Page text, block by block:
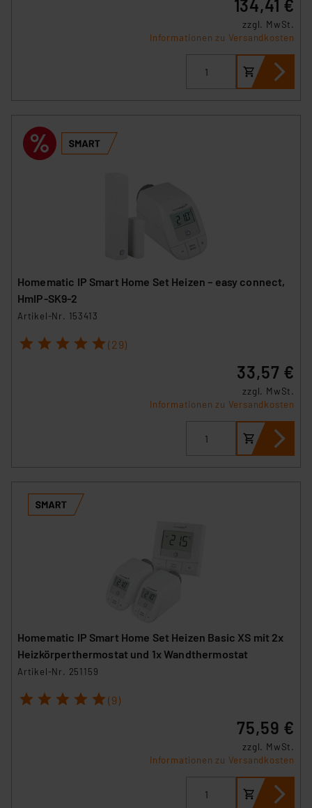
Unsere Kooperation mit diesen Dienstleistern stützt
Impressum|Datenschutzerklärung
134,41 €
zzgl. MwSt.
Informationen zu Versandkosten
Homematic IP Smart Home Set Heizen – easy connect,
HmIP-SK9-2
Artikel-Nr. 153413
1 2 3 4 5 (29)
33,57 €
zzgl. MwSt.
Informationen zu Versandkosten
Homematic IP Smart Home Set Heizen Basic XS mit 2x
Heizkörperthermostat und 1x Wandthermostat
Artikel-Nr. 251159
1 2 3 4 5 (9)
75,59 €
zzgl. MwSt.
Informationen zu Versandkosten